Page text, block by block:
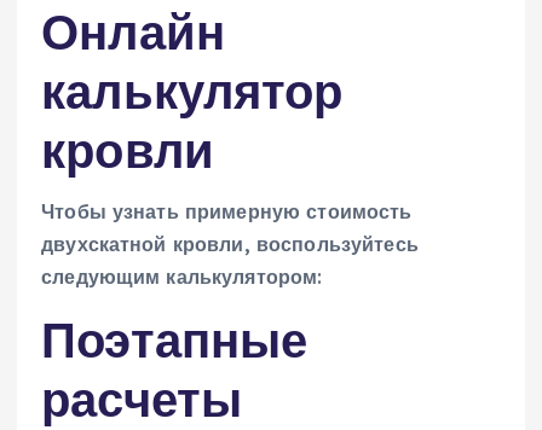
Онлайн
калькулятор
кровли
Чтобы узнать примерную стоимость
двухскатной кровли, воспользуйтесь
следующим калькулятором:
Поэтапные
расчеты